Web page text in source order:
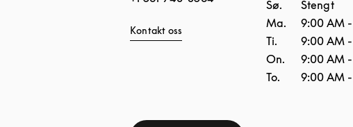
Kontakt oss
Sø.
Stengt
Ma.
9:00 AM -
Ti.
9:00 AM -
On.
9:00 AM -
To.
9:00 AM -